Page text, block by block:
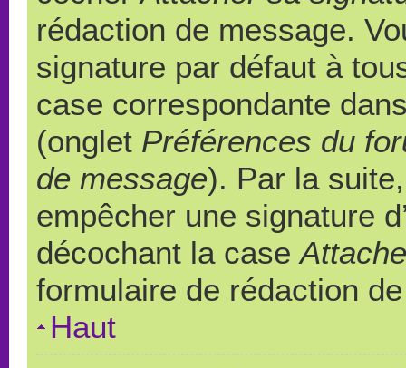
rédaction de message.
signature par défaut à
case correspondante
(onglet Préférences du
de message). Par la
empêcher une signature
décochant la case
formulaire de rédaction
Haut